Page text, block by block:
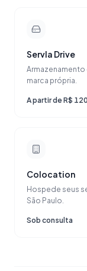
Servla Drive
marca própria.
A partir de R$
Colocation
Hospede seus
São Paulo.
Sob consulta